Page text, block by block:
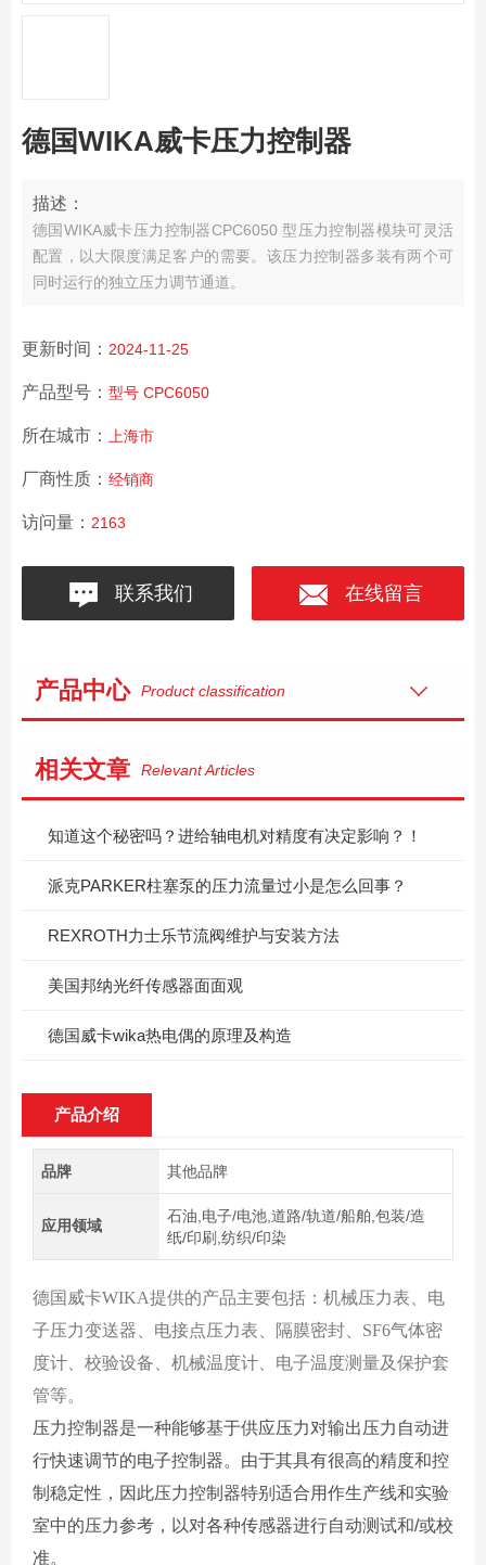
德国WIKA威卡压力控制器
描述：
德国WIKA威卡压力控制器CPC6050 型压力控制器模块可灵活
配置，以大限度满足客户的需要。该压力控制器多装有两个可
同时运行的独立压力调节通道。
更新时间： 2024-11-25
产品型号： 型号 CPC6050
所在城市： 上海市
厂商性质： 经销商
访问量： 2163
联系我们 在线留言
产品中心 Product classification
相关文章 Relevant Articles
知道这个秘密吗？进给轴电机对精度有决定影响？！
派克PARKER柱塞泵的压力流量过小是怎么回事？
REXROTH力士乐节流阀维护与安装方法
美国邦纳光纤传感器面面观
德国威卡wika热电偶的原理及构造
产品介绍
品牌 其他品牌
应用领域
石油,电子/电池,道路/轨道/船舶,包装/造
纸/印刷,纺织/印染
德国威卡WIKA提供的产品主要包括：机械压力表、电
子压力变送器、电接点压力表、隔膜密封、SF6气体密
度计、校验设备、机械温度计、电子温度测量及保护套
管等。
压力控制器是一种能够基于供应压力对输出压力自动进
行快速调节的电子控制器。由于其具有很高的精度和控
制稳定性，因此压力控制器特别适合用作生产线和实验
室中的压力参考，以对各种传感器进行自动测试和/或校
准。